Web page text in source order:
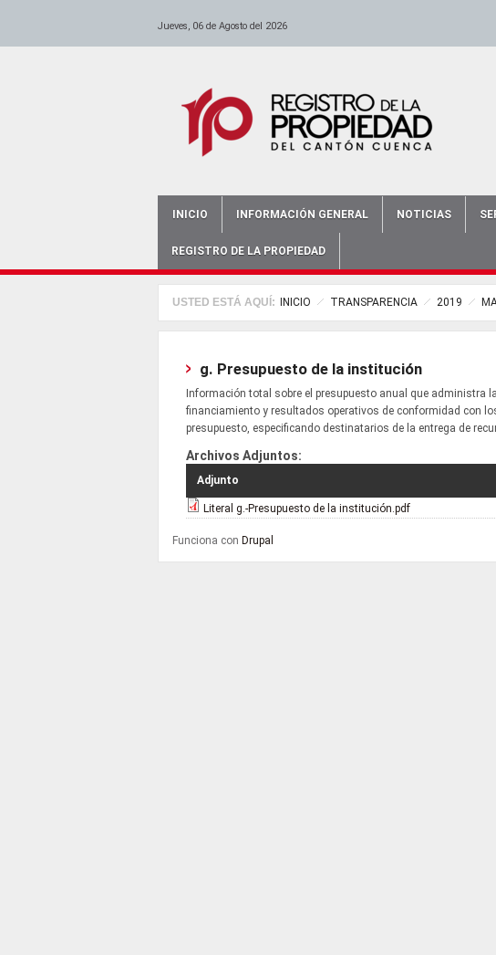
Jueves, 06 de Agosto del 2026
Main menu
INICIO INFORMACIÓN GENERAL NOTICIAS
REGISTRO DE LA PROPIEDAD
USTED ESTÁ AQUÍ: INICIO TRANSPARENCIA 2019
g. Presupuesto de la institución
Información total sobre el presupuesto anual que administra
financiamiento y resultados operativos de conformidad con
presupuesto, especificando destinatarios de la entrega de
Archivos Adjuntos:
Adjunto
Literal g.-Presupuesto de la institución.pdf
Funciona con Drupal